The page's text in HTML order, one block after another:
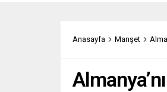
Anasayfa Manşet